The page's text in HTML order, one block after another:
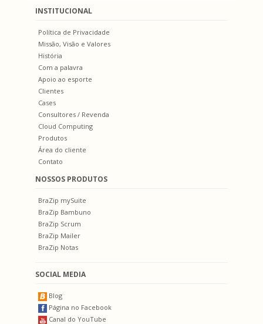
INSTITUCIONAL
Política de Privacidade
Missão, Visão e Valores
História
Com a palavra
Apoio ao esporte
Clientes
Cases
Consultores / Revenda
Cloud Computing
Produtos
Área do cliente
Contato
NOSSOS PRODUTOS
BraZip mySuite
BraZip Bambuno
BraZip Scrum
BraZip Mailer
BraZip Notas
SOCIAL MEDIA
Blog
Página no Facebook
Canal do YouTube